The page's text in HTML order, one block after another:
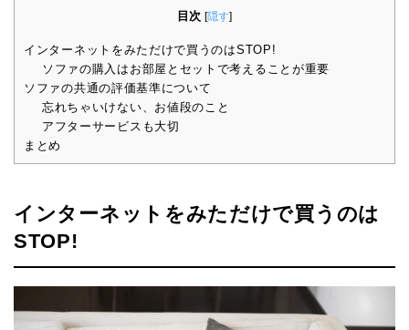
目次 [隠す]
インターネットをみただけで買うのはSTOP!
ソファの購入はお部屋とセットで考えることが重要
ソファの共通の評価基準について
忘れちゃいけない、お値段のこと
アフターサービスも大切
まとめ
インターネットをみただけで買うのは
STOP!